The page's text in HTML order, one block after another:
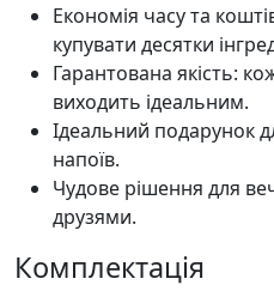
Економія часу та
купувати десятки
Гарантована якість:
виходить ідеальним.
Ідеальний подарунок
напоїв.
Чудове рішення для
друзями.
Комплектація